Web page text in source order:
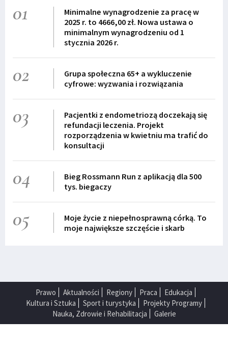
01
Minimalne wynagrodzenie za pracę w
2025 r. to 4666,00 zł. Nowa ustawa o
minimalnym wynagrodzeniu od 1
stycznia 2026 r.
02
Grupa społeczna 65+ a wykluczenie
cyfrowe: wyzwania i rozwiązania
03
Pacjentki z endometriozą doczekają się
refundacji leczenia. Projekt
rozporządzenia w kwietniu ma trafić do
konsultacji
04
Bieg Rossmann Run z aplikacją dla 500
tys. biegaczy
05
Moje życie z niepełnosprawną córką. To
moje największe szczęście i skarb
Prawo Aktualności Regiony Praca
Edukacja
Kultura i Sztuka
Sport i turystyka
Projekty Programy
Nauka, Zdrowie i Rehabilitacja
Galerie